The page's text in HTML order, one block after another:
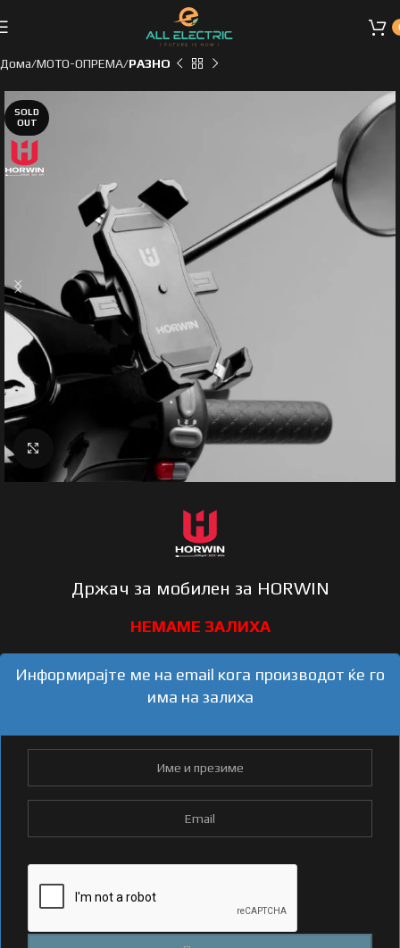
Дома МОТО-ОПРЕМА РАЗНО
SOLD
OUT
Click to enlarge
Држач за мобилен за HORWIN
Информирајте ме на email кога производот ќе го
има на залиха